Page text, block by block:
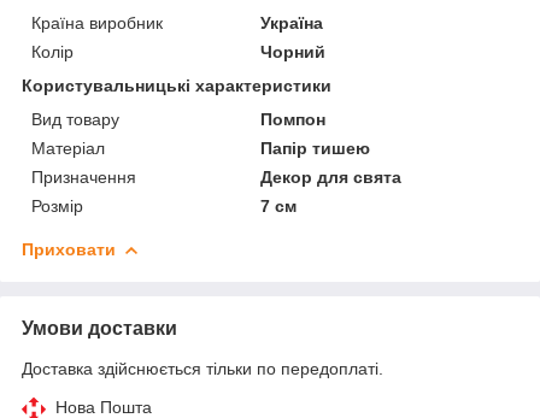
Країна виробник
Україна
Колір
Чорний
Користувальницькі характеристики
Вид товару
Помпон
Матеріал
Папір тишею
Призначення
Декор для свята
Розмір
7 см
Приховати
Умови доставки
Доставка здійснюється тільки по передоплаті.
Нова Пошта